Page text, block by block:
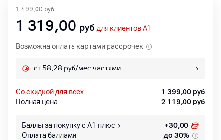
1 499,00 руб
1 319,00 руб для клиентов A1
Возможна оплата картами рассрочек
от 58,28 руб/мес частями
со скидкой для всех 1 399,00 руб
Полная цена
2 119,00 руб
Баллы за покупку с А1 плюс +30,00
Оплата баллами
до 30%